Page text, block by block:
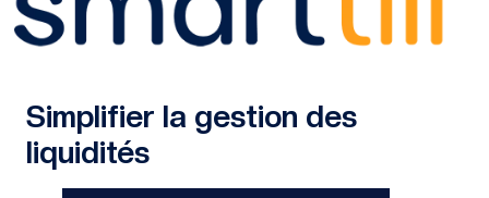
Simplifier la gestion des
liquidités